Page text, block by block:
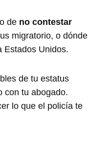
de no contestar
migratorio, o dónde
Estados Unidos.
de tu estatus
con tu abogado.
lo que el policía te